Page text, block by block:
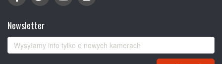
Newsletter